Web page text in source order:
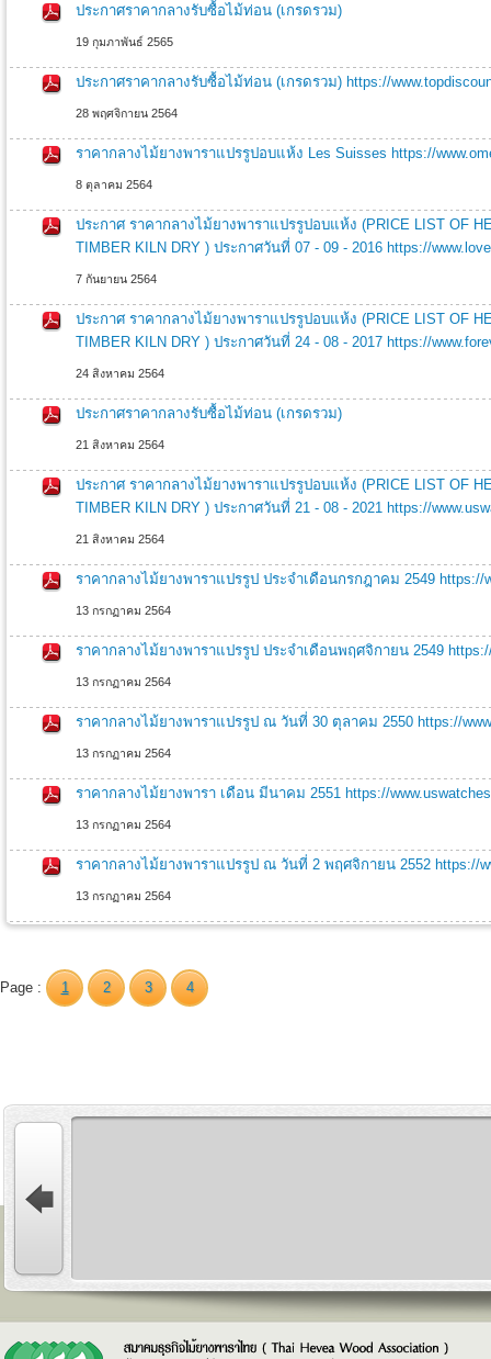
ประกาศราคากลางรับซื้อไม้ท่อน (เกรดรวม)
19 กุมภาพันธ์ 2565
ประกาศราคากลางรับซื้อไม้ท่อน (เกรดรวม) https://
28 พฤศจิกายน 2564
ราคากลางไม้ยางพาราแปรรูปอบแห้ง Les Suisses https://
8 ตุลาคม 2564
ประกาศ ราคากลางไม้ยางพาราแปรรูปอบแห้ง (PRICE LIST OF
TIMBER KILN DRY ) ประกาศวันที่ 07 - 09 - 2016 https://
7 กันยายน 2564
ประกาศ ราคากลางไม้ยางพาราแปรรูปอบแห้ง (PRICE LIST OF
TIMBER KILN DRY ) ประกาศวันที่ 24 - 08 - 2017 https://
24 สิงหาคม 2564
ประกาศราคากลางรับซื้อไม้ท่อน (เกรดรวม)
21 สิงหาคม 2564
ประกาศ ราคากลางไม้ยางพาราแปรรูปอบแห้ง (PRICE LIST OF
TIMBER KILN DRY ) ประกาศวันที่ 21 - 08 - 2021 https://
21 สิงหาคม 2564
ราคากลางไม้ยางพาราแปรรูป ประจำเดือนกรกฎาคม 2549 https://
13 กรกฏาคม 2564
ราคากลางไม้ยางพาราแปรรูป ประจำเดือนพฤศจิกายน 2549
13 กรกฏาคม 2564
ราคากลางไม้ยางพาราแปรรูป ณ วันที่ 30 ตุลาคม 2550 https://
13 กรกฏาคม 2564
ราคากลางไม้ยางพารา เดือน มีนาคม 2551 https://
13 กรกฏาคม 2564
ราคากลางไม้ยางพาราแปรรูป ณ วันที่ 2 พฤศจิกายน 2552 https://
13 กรกฏาคม 2564
Page : 1 2 3 4